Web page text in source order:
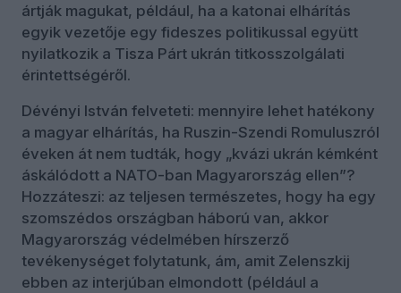
ártják magukat, például, ha a katonai elhárítás
egyik vezetője egy fideszes politikussal együtt
nyilatkozik a Tisza Párt ukrán titkosszolgálati
érintettségéről.
Dévényi István felveteti: mennyire lehet hatékony
a magyar elhárítás, ha Ruszin-Szendi Romuluszról
éveken át nem tudták, hogy „kvázi ukrán kémként
áskálódott a NATO-ban Magyarország ellen”?
Hozzáteszi: az teljesen természetes, hogy ha egy
szomszédos országban háború van, akkor
Magyarország védelmében hírszerző
tevékenységet folytatunk, ám, amit Zelenszkij
ebben az interjúban elmondott (például a